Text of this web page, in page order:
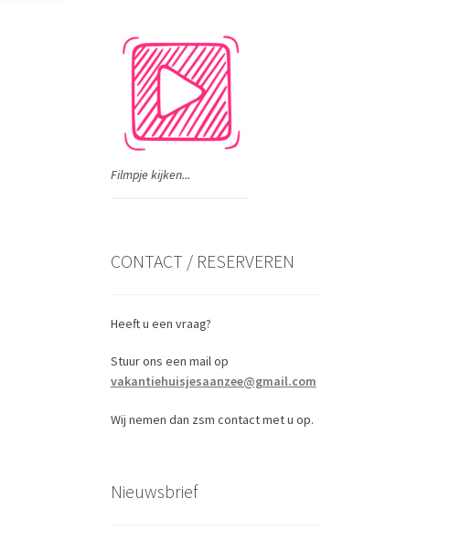
Filmpje kijken...
CONTACT / RESERVEREN
Heeft u een vraag?
Stuur ons een mail op
vakantiehuisjesaanzee@gmail.com
Wij nemen dan zsm contact met u op.
Nieuwsbrief